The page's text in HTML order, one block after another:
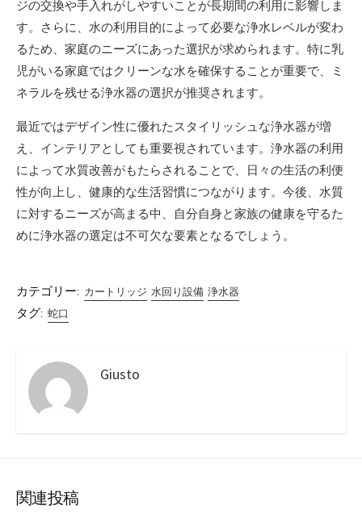
ジの交換や手入れがしやすいことが長期間の利用に影響しま
す。さらに、水の利用目的によって必要な浄水レベルが変わ
るため、家庭のニーズにあった選択が求められます。特に乳
児がいる家庭ではクリーンな水を確保することが重要で、ミ
ネラルを残せる浄水器の選択が推奨されます。
最近ではデザイン性に優れたスタイリッシュな浄水器が増
え、インテリアとしても重要視されています。浄水器の利用
によって水質改善がもたらされることで、日々の生活の利便
性が向上し、健康的な生活習慣につながります。今後、水質
に対するニーズが高まる中、自分自身と家族の健康を守るた
めに浄水器の選定は不可欠な要素となるでしょう。
カテゴリー: カートリッジ 水回り設備 浄水器
タグ: 蛇口
Giusto
関連投稿